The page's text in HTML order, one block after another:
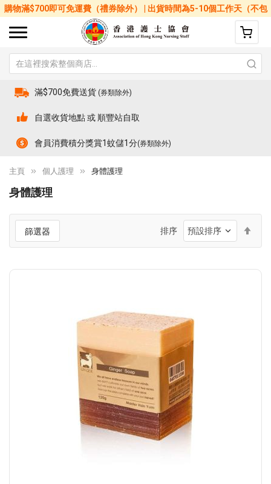
購物滿$700即可免運費（禮券除外） | 出貨時間為5-10個工作天（不包
括星期六、日及公眾假期）
滿$700免費送貨 (券類除外)
自選收貨地點 或 順豐站自取
會員消費積分獎賞1蚊儲1分(券類除外)
主頁 個人護理 身體護理
身體護理
篩選器 排序
降